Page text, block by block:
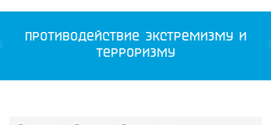
Противодействие экстремизму и
терроризму